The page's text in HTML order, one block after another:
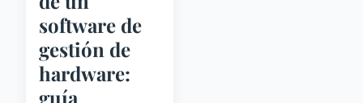
software de
gestión de
hardware:
guía